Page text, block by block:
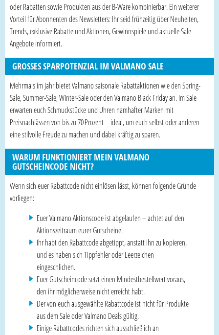
oder Rabatten sowie Produkten aus der B-Ware kombinierbar. Ein weiterer
Vorteil für Abonnenten des Newsletters: Ihr seid frühzeitig über Neuheiten,
Trends, exklusive Rabatte und Aktionen, Gewinnspiele und aktuelle Sale-
Angebote informiert.
GROSSES SPARPOTENZIAL IM VALMANO SALE
Mehrmals im Jahr bietet Valmano saisonale Rabattaktionen wie den Spring-
Sale, Summer-Sale, Winter-Sale oder den Valmano Black Friday an. Im Sale
erwarten euch Schmuckstücke und Uhren namhafter Marken mit
Preisnachlässen von bis zu 70 Prozent – ideal, um euch selbst oder anderen
eine stilvolle Freude zu machen und dabei kräftig zu sparen.
WARUM FUNKTIONIERT MEIN VALMANO
GUTSCHEINCODE NICHT?
Wenn sich euer Rabattcode nicht einlösen lässt, können folgende Gründe
vorliegen:
Euer Valmano Aktionscode ist abgelaufen – achtet auf den
Aktionszeitraum eurer Gutscheine.
Ihr habt den Rabattcode abgetippt, anstatt ihn zu kopieren,
und es haben sich Tippfehler oder Leerzeichen
eingeschlichen.
Euer Gutscheincode setzt einen Mindestbestellwert voraus,
den ihr möglicherweise nicht erreicht habt.
Der von euch ausgewählte Rabattcode ist nicht für Produkte
aus dem Sale oder Valmano Deals gültig.
Einige Rabattcodes richten sich ausschließlich an